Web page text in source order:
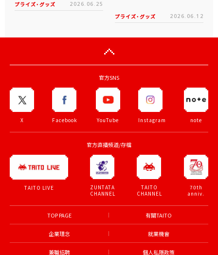
プライズ・グッズ 2026.06.25
プライズ・グッズ 2026.06.12
官方SNS
X Facebook YouTube Instagram note
官方直播頻道/存檔
TAITO LIVE
ZUNTATA
CHANNEL
TAITO
CHANNEL
70th
anniv.
TOP PAGE 有關TAITO
企業理念 就業機會
兼職招聘 個人私隱政策